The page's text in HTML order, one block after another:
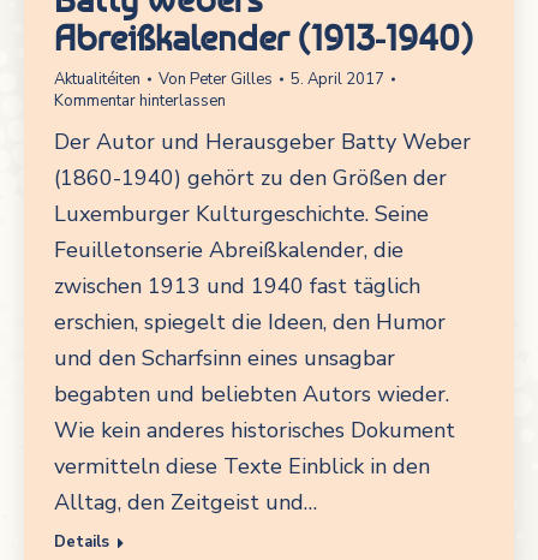
Abreißkalender (1913-1940)
Aktualitéiten Von Peter Gilles
5. April 2017
Kommentar hinterlassen
Der Autor und Herausgeber Batty Weber
(1860-1940) gehört zu den Größen der
Luxemburger Kulturgeschichte. Seine
Feuilletonserie Abreißkalender, die
zwischen 1913 und 1940 fast täglich
erschien, spiegelt die Ideen, den Humor
und den Scharfsinn eines unsagbar
begabten und beliebten Autors wieder.
Wie kein anderes historisches Dokument
vermitteln diese Texte Einblick in den
Alltag, den Zeitgeist und…
Details